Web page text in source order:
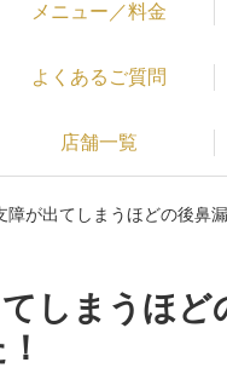
メニュー／料金
よくあるご質問
店舗一覧
が出てしまうほどの後鼻
しまうほ